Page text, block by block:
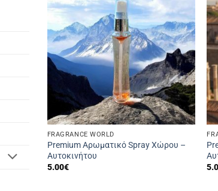
FRAGRANCE WORLD
Premium Αρωματικό Spray Χώρου –
Αυτοκινήτου
5.00€